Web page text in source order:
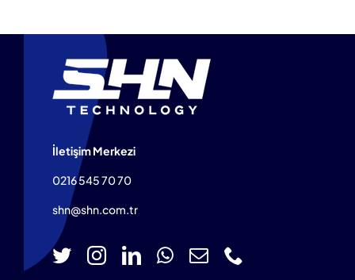
İletişim Merkezi
0216 545 70 70
shn@shn.com.tr